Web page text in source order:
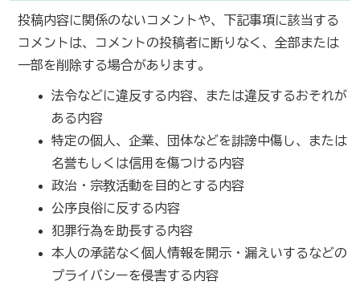
投稿内容に関係のないコメントや、下記事項に該当する
コメントは、コメントの投稿者に断りなく、全部または
一部を削除する場合があります。
法令などに違反する内容、または違反するおそれが
ある内容
特定の個人、企業、団体などを誹謗中傷し、または
名誉もしくは信用を傷つける内容
政治・宗教活動を目的とする内容
公序良俗に反する内容
犯罪行為を助長する内容
本人の承諾なく個人情報を開示・漏えいするなどの
プライバシーを侵害する内容